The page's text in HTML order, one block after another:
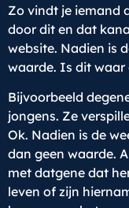
Zo vindt je iemand
door dit en dat
website. Nadien is
waarde. Is dit waar
Bijvoorbeeld
jongens. Ze
Ok. Nadien is de
dan geen waarde.
met datgene dat
leven of zijn